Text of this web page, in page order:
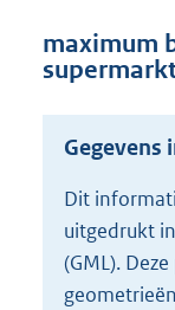
maximum
Dit
uitgedrukt
(GML).